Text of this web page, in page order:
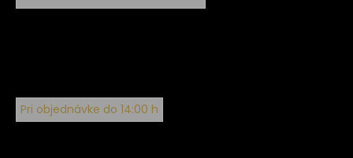
Pri objednávke do 14:00 h